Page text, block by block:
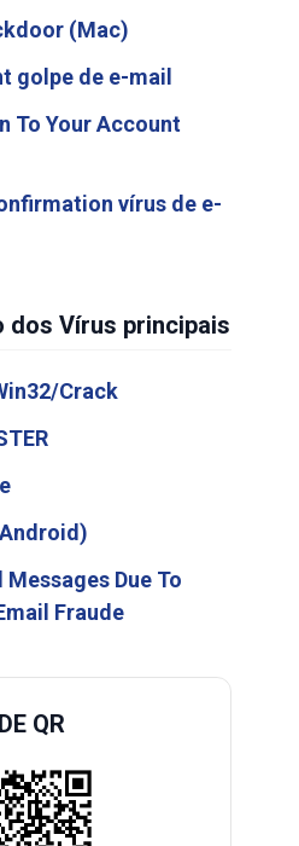
(Mac)
golpe de e-mail
To Your Account
vírus de e-
dos Vírus principais
Crack
Due To
Fraude
QR